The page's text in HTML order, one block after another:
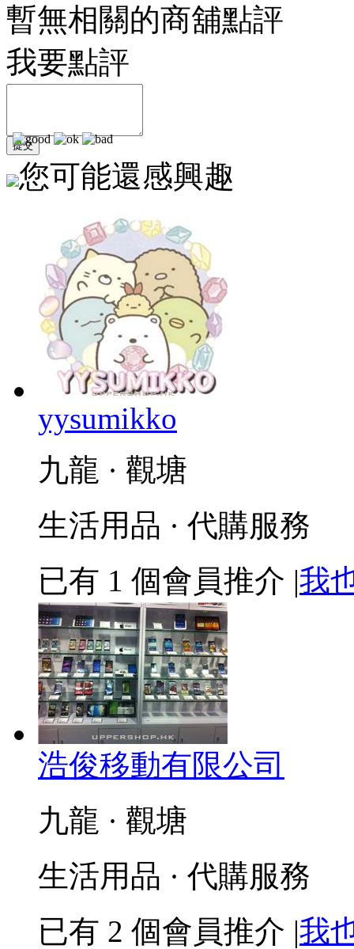
暫無相關的商舖點評
我要點評
您可能還感興趣
yysumikko
九龍 · 觀塘
生活用品 · 代購服務
已有 1 個會員推介 |我
浩俊移動有限公司
九龍 · 觀塘
生活用品 · 代購服務
已有 2 個會員推介 |我